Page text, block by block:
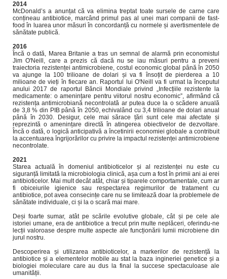
2014
McDonald’s a anunțat că va elimina treptat toate sursele de carne care
conțineau antibiotice, marcând primul pas al unei mari companii de fast-
food în luarea unor măsuri în concordanță cu normele și avertismentele de
sănătate publică.
2016
Încă o dată, Marea Britanie a tras un semnal de alarmă prin economistul
Jim O'Neill, care a prezis că dacă nu se iau măsuri pentru a preveni
traiectoria rezistenței antimicrobiene, costul economic global până în 2050
va ajunge la 100 trilioane de dolari și va fi însoțit de pierderea a 10
milioane de vieți în fiecare an. Raportul lui O'Neill va fi urmat la începutul
anului 2017 de raportul Băncii Mondiale privind „Infecțiile rezistente la
medicamente: o amenințare pentru viitorul nostru economic”, afirmând că
rezistența antimicrobiană necontrolată ar putea duce la o scădere anuală
de 3,8 % din PIB până în 2050, echivalând cu 3,4 trilioane de dolari anual
până în 2030. Desigur, cele mai sărace țări sunt cele mai afectate și
reprezintă o amenințare directă în atingerea obiectivelor de dezvoltare.
Încă o dată, o logică anticipativă a încetinirii economiei globale a contribuit
la accentuarea îngrijorărilor cu privire la impactul rezistenței antimicrobiene
necontrolate.
2021
Starea actuală în domeniul antibioticelor și al rezistenței nu este cu
siguranță limitată la microbiologia clinică, așa cum a fost în primii ani ai erei
antibioticelor. Mai mult decât atât, chiar și tiparele comportamentale, cum ar
fi obiceiurile igienice sau respectarea regimurilor de tratament cu
antibiotice, pot avea consecințe care nu se limitează doar la problemele de
sănătate individuale, ci și la o scară mai mare.
Deși foarte sumar, atât pe scările evolutive globale, cât și pe cele ale
istoriei umane, era de antibiotice a trecut prin multe neplăceri, oferindu-ne
lecții valoroase despre multe aspecte ale funcționării lumii microbiene din
jurul nostru.
Descoperirea și utilizarea antibioticelor, a markerilor de rezistență la
antibiotice și a elementelor mobile au stat la baza ingineriei genetice și a
biologiei moleculare care au dus la final la succese spectaculoase ale
umanității.